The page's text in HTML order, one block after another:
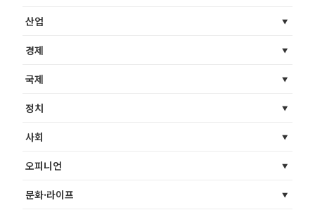
산업
경제
국제
정치
사회
오피니언
문화·라이프